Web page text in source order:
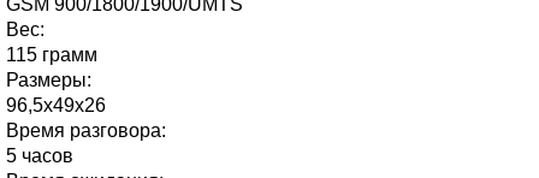
Вес:
115 грамм
Размеры:
96,5x49x26
Время разговора:
5 часов